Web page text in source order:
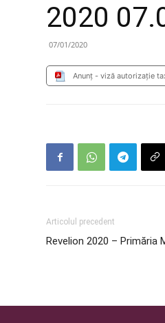
2020
07/01/2020
Anunț - viză autorizație
Articolul precedent
Revelion 2020 – Primăria